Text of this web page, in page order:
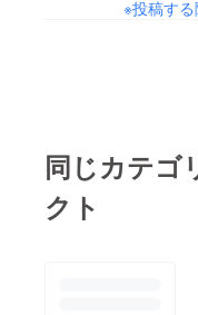
※投稿す
同じカテゴ
クト